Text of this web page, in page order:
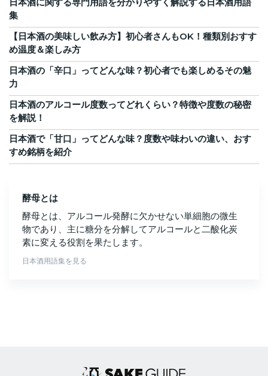
集
【日本酒の美味しい飲み方】初心者さんもOK！種類別おすす
め温度＆楽しみ方
日本酒の「辛口」ってどんな味？初心者でも楽しめるその魅
力
日本酒のアルコール度数ってどれくらい？特徴や度数の秘密
を解説！
日本酒で「甘口」ってどんな味？度数や味わいの違い、おす
すめ銘柄を紹介
酵母とは
酵母とは、アルコール発酵に欠かせない単細胞の微生
物であり、主に糖分を分解してアルコールと二酸化炭
素に変える役割を果たします。
日本酒用語集を見る